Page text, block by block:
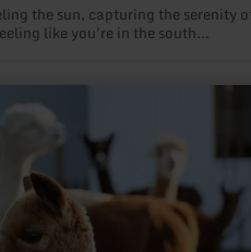
the sun, capturing the serenity
like you're in the south...